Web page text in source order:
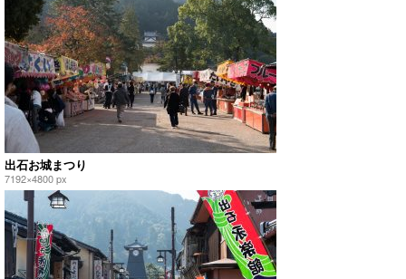
出石お城まつり
7192×4800 px